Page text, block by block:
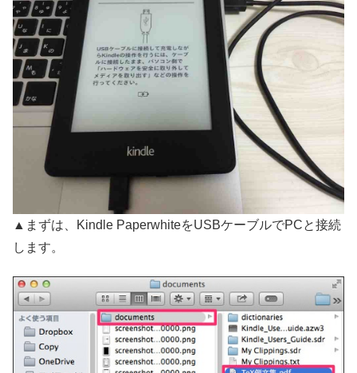
▲まずは、Kindle PaperwhiteをUSBケーブルでPCと接続
します。